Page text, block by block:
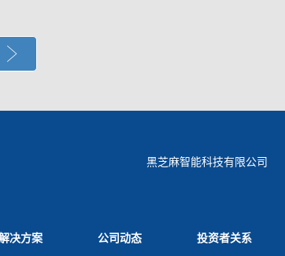
黑芝麻智能科技有限公司
决方案 公司动态 投资者关系